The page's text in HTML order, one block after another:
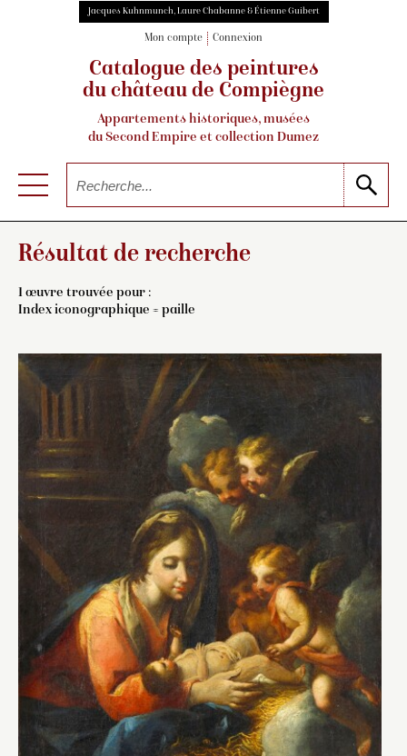
Jacques Kuhnmunch, Laure Chabanne & Étienne Guibert
Mon compte Connexion
Catalogue des peintures
du château de Compiègne
Appartements historiques, musées
du Second Empire et collection Dumez
Résultat de recherche
1 œuvre trouvée pour :
Index iconographique = paille